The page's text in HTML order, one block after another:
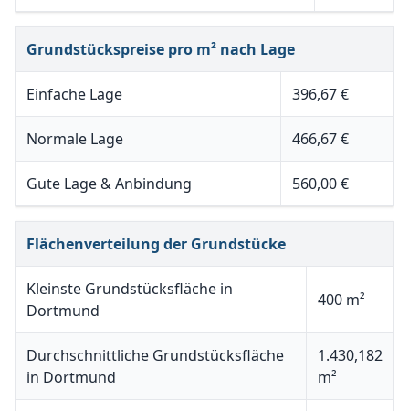
Grundstückspreise pro m² nach Lage
Einfache Lage 396,67 €
Normale Lage 466,67 €
Gute Lage & Anbindung 560,00 €
Flächenverteilung der Grundstücke
Kleinste Grundstücksfläche in
Dortmund
400 m²
Durchschnittliche Grundstücksfläche
in Dortmund
1.430,182
m²